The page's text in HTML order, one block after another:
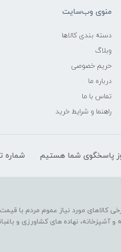
منوی وب‌سایت
دسته بندی کالاها
وبلاگ
حریم خصوصی
درباره ما
تماس با ما
راهنما و شرایط خرید
شماره
کالاهای مورد نیاز عموم مردم با
و آشپزخانه، نهاده های کشاورزی و